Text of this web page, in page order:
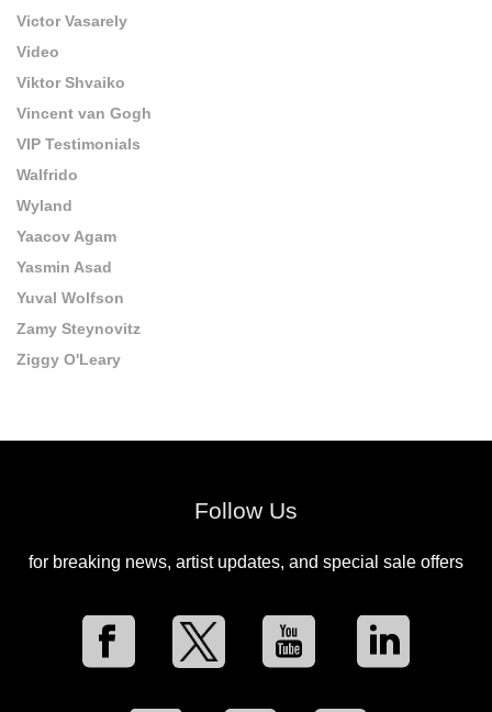
Victor Vasarely
Video
Viktor Shvaiko
Vincent van Gogh
VIP Testimonials
Walfrido
Wyland
Yaacov Agam
Yasmin Asad
Yuval Wolfson
Zamy Steynovitz
Ziggy O'Leary
Follow Us
for breaking news, artist updates, and special sale offers